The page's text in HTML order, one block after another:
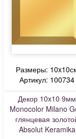
Размеры:
Артикул: 100734
Декор 10x10 9мм
Monocolor Milano
глянцевая
Absolut Keramika